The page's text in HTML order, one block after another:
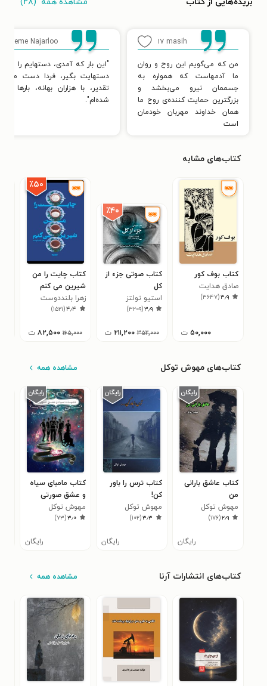
بریده‌هایی از کتاب
masih ۱۷
من که می‌گویم این روح و روان
ما آدمهاست که همواره به
جسممان نیرو می‌بخشد و
بزرگترین حمایت کننده‌ی روح ما
همان خداوند مهربان خودمان
است
Fateme Najarloo
"این بار که آمدی، دستهایم را
دستهایت بگیر، فردا دست من
تقدیر، با هزاران بهانه، بارها از
شده‌ام".
کتاب‌های مشابه
کتاب بوف کور
صادق هدایت
۳٫۹(۳۶۴۷)
۵۰,۰۰۰ ت
٪۴۰
کتاب صوتی جزء از
کل
استیو تولتز
۳٫۹(۳۲۰۹)
۳۵۲,۰۰۰ ۲۱۱,۲۰۰ ت
٪۵۰
کتاب چایت را من
شیرین می کنم
زهرا بلنددوست
۴٫۴(۱۵۲۱)
۱۶۵,۰۰۰ ۸۲,۵۰۰ ت
کتاب‌های مهوش توکل مشاهده همه
کتاب عاشق بارانی
من
مهوش توکل
۲٫۹(۱۷۶)
رایگان
کتاب ترس را باور
کن!
مهوش توکل
۳٫۳(۱۰۲)
رایگان
کتاب مامبای سیاه
و عشق صورتی
مهوش توکل
۳٫۰(۷۳)
رایگان
کتاب‌های انتشارات آرنا مشاهده همه